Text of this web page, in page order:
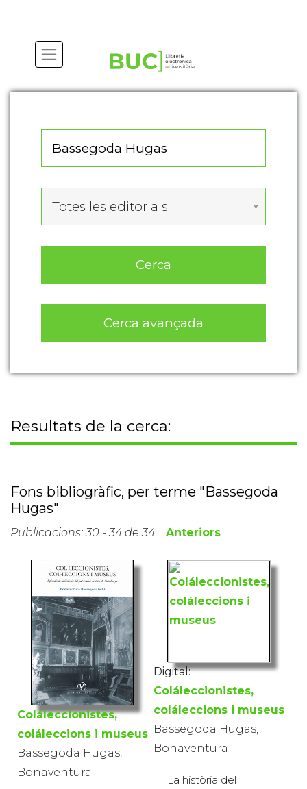
Totes les editorials
Cerca
Cerca avançada
Resultats de la cerca:
Fons bibliogràfic, per terme "Bassegoda
Hugas"
Publicacions: 30 - 34 de 34 Anteriors
Coláleccionistes,
coláleccions i museus
Bassegoda Hugas,
Bonaventura
Digital:
Coláleccionistes,
coláleccions i museus
Bassegoda Hugas,
Bonaventura
La història del